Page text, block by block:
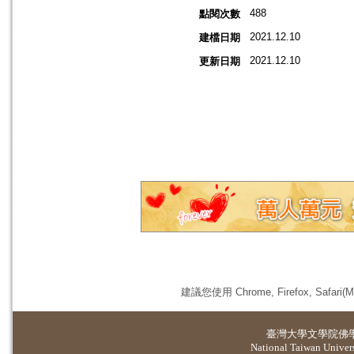
點閱次數
488
建檔日期 2021.12.10
更新日期 2021.12.10
建議您使用 Chrome, Firefox,
臺灣大學文學院佛
National Taiwan